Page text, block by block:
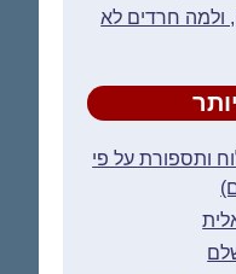
ולמה חרדים לא
ותספורת על פי